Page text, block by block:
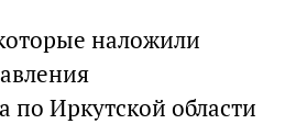
наложили
по Иркутской области